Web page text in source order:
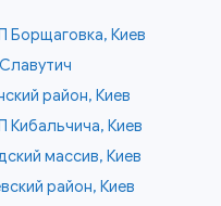
Борщаговка, Киев
район, Киев
Кибальчича, Киев
массив, Киев
район, Киев